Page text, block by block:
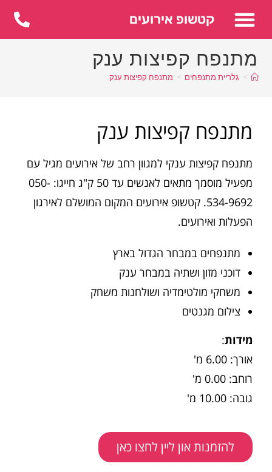
לתוכן
קטשופ אירועים
מתנפח קפיצות ענק
> גלריית מתנפחים > מתנפח קפיצות ענק
מתנפח קפיצות ענק
מתנפח קפיצות ענקי למגוון רחב של אירועים מגיל עם
מפעיל מוסמך מתאים לאנשים עד 50 ק"ג חייגו: 050-
534-9692. קטשופ אירועים המקום המושלם לאירגון
הפעלות ואירועים.
מתנפחים במבחר הגדול בארץ
דוכני מזון ושתיה במבחר ענק
משחקי מולטימדיה ושולחנות משחק
צילום מגנטים
מידות:
אורך: 6.00 מ'
רוחב: 0.00 מ'
גובה: 10.00 מ'
להזמנות און ליין לחצו כאן